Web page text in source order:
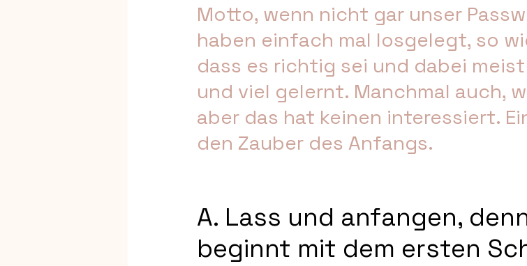
Motto, wenn nicht gar unser
haben einfach mal losgelegt, so
dass es richtig sei und dabei
und viel gelernt. Manchmal auch,
aber das hat keinen interessiert.
den Zauber des Anfangs.
A. Lass und anfangen,
beginnt mit dem ersten